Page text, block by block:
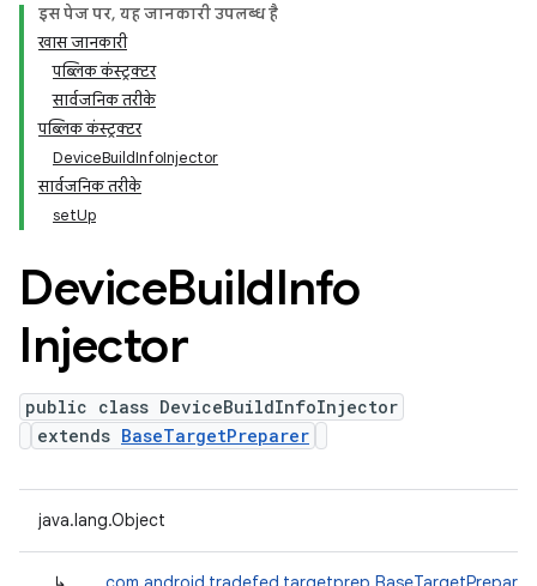
इस पेज पर, यह जानकारी उपलब्ध है
खास जानकारी
पब्लिक कंस्ट्रक्टर
सार्वजनिक तरीके
पब्लिक कंस्ट्रक्टर
DeviceBuildInfoInjector
सार्वजनिक तरीके
setUp
DeviceBuildInfo
Injector
public class DeviceBuildInfoInjector
extends BaseTargetPreparer
java.lang.Object